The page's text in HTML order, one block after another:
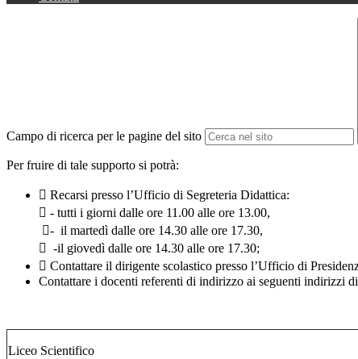
Campo di ricerca per le pagine del sito
Per fruire di tale supporto si potrà:
 Recarsi presso l’Ufficio di Segreteria Didattica:
 - tutti i giorni dalle ore 11.00 alle ore 13.00,
- il martedì dalle ore 14.30 alle ore 17.30,
 -il giovedì dalle ore 14.30 alle ore 17.30;
 Contattare il dirigente scolastico presso l’Ufficio di
Contattare i docenti referenti di indirizzo ai seguenti indirizzi
Liceo Scientifico